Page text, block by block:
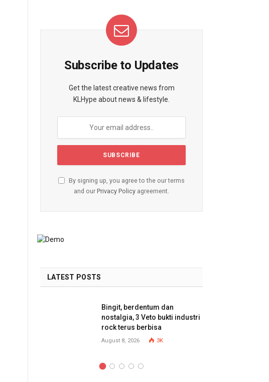
Subscribe to Updates
Get the latest creative news from
KLHype about news & lifestyle.
By signing up, you agree to the our terms
and our Privacy Policy agreement.
LATEST POSTS
Bingit, berdentum dan
nostalgia, 3 Veto bukti industri
rock terus berbisa
August 8, 2026 3K